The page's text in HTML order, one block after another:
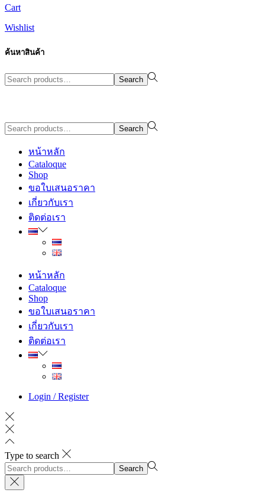
Cart
Wishlist
ค้นหาสินค้า
Search
for:>
Search
Search
for:>
Search
หน้าหลัก
Cataloque
Shop
ขอใบเสนอราคา
เกี่ยวกับเรา
ติดต่อเรา
หน้าหลัก
Cataloque
Shop
ขอใบเสนอราคา
เกี่ยวกับเรา
ติดต่อเรา
Login / Register
Type to search
Search
for:>
Search